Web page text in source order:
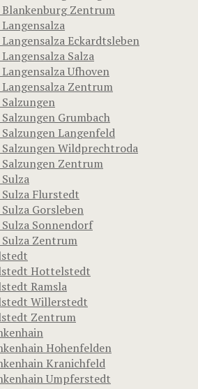
Blankenburg Zentrum
Eckardtsleben
Salza
Ufhoven
Zentrum
Grumbach
Langenfeld
Wildprechtroda
Zentrum
Flurstedt
Gorsleben
Sonnendorf
Zentrum
Hottelstedt
Ramsla
Willerstedt
Zentrum
Hohenfelden
Kranichfeld
Umpferstedt